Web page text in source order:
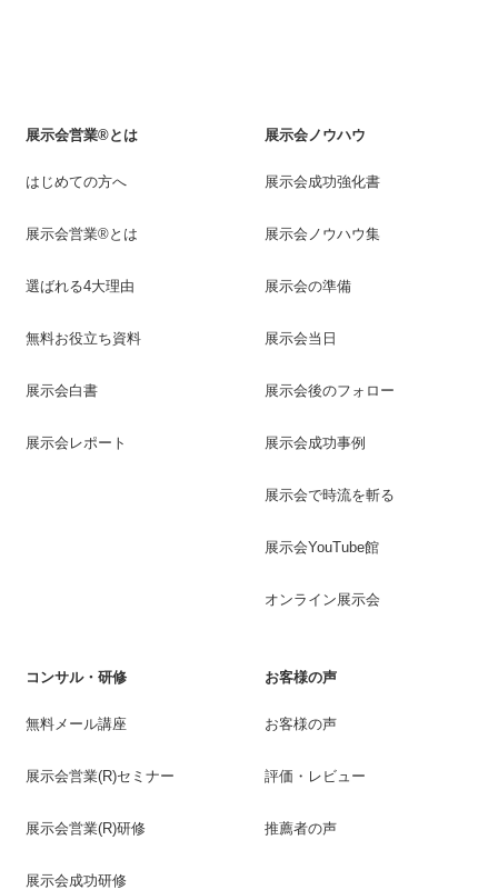
展示会営業®とは
はじめての方へ
展示会営業®とは
選ばれる4大理由
無料お役立ち資料
展示会白書
展示会レポート
展示会ノウハウ
展示会成功強化書
展示会ノウハウ集
展示会の準備
展示会当日
展示会後のフォロー
展示会成功事例
展示会で時流を斬る
展示会YouTube館
オンライン展示会
コンサル・研修
無料メール講座
展示会営業(R)セミナー
展示会営業(R)研修
展示会成功研修
お客様の声
お客様の声
評価・レビュー
推薦者の声